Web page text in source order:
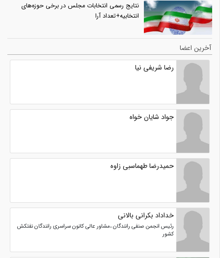
نتایج رسمی انتخابات مجلس در برخی حوزه‌های
انتخابیه+تعداد آرا
آخرین اعضا
رضا شریفی نیا
جواد شایان خواه
حمیدرضا طهماسبی زاوه
خداداد بکرانی بالانی
رئیس انجمن صنفی رانندگان ،مشاور عالی کانون سراسری رانندگان نفتکش
کشور